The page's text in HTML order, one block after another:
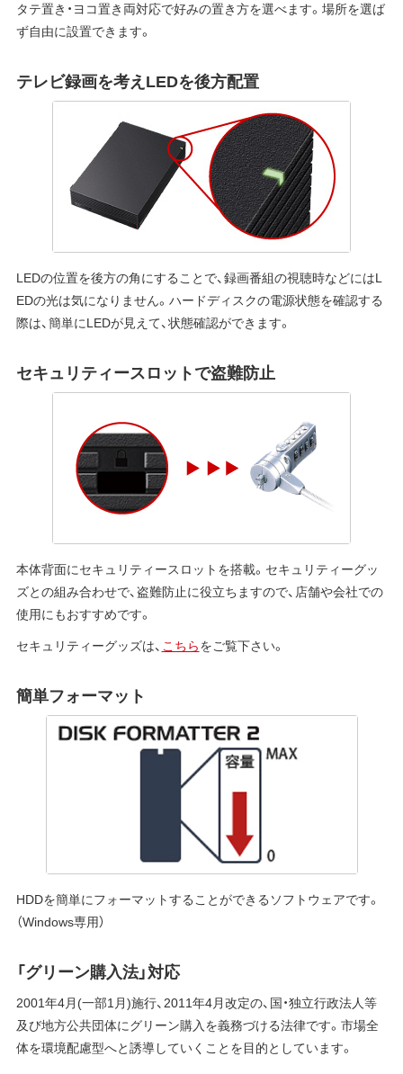
タテ置き・ヨコ置き両対応で好みの置き方を選べます。場所を選ば
ず自由に設置できます。
テレビ録画を考えLEDを後方配置
LEDの位置を後方の角にすることで、録画番組の視聴時などにはL
EDの光は気になりません。ハードディスクの電源状態を確認する
際は、簡単にLEDが見えて、状態確認ができます。
セキュリティースロットで盗難防止
本体背面にセキュリティースロットを搭載。セキュリティーグッ
ズとの組み合わせで、盗難防止に役立ちますので、店舗や会社での
使用にもおすすめです。
セキュリティーグッズは、 こちらをご覧下さい。
簡単フォーマット
HDDを簡単にフォーマットすることができるソフトウェアです。
（Windows専用）
「グリーン購入法」対応
2001年4月(一部1月)施行、2011年4月改定の、国・独立行政法人等
及び地方公共団体にグリーン購入を義務づける法律です。市場全
体を環境配慮型へと誘導していくことを目的としています。